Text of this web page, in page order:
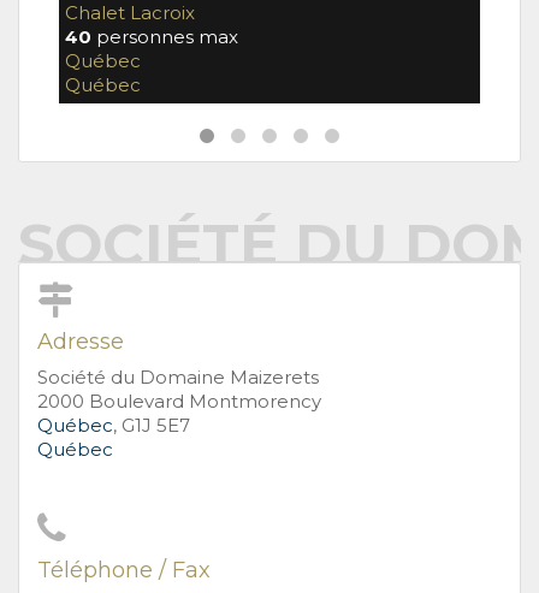
Chalet Lacroix
40 personnes max
Québec
Québec
SOCIÉTÉ DU
Adresse
Société du Domaine Maizerets
2000 Boulevard Montmorency
Québec, G1J 5E7
Québec
Téléphone / Fax